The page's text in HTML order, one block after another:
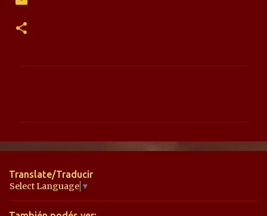
n
a
r
Translate/Traducir
Select Language ▼